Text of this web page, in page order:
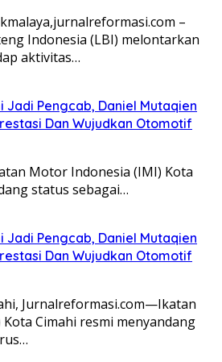
–
Indonesia (LBI) melontarkan
aktivitas…
Jadi Pengcab, Daniel Mutaqien
Dan Wujudkan Otomotif
Motor Indonesia (IMI) Kota
status sebagai…
Jadi Pengcab, Daniel Mutaqien
Dan Wujudkan Otomotif
Jurnalreformasi.com—Ikatan
Cimahi resmi menyandang